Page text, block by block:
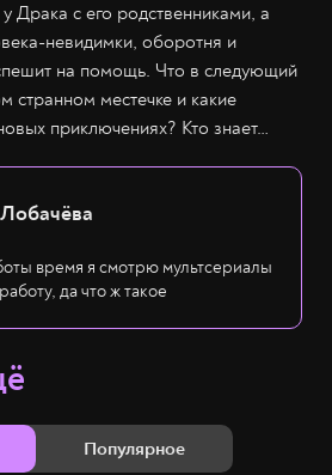
Драка с его родственниками, а
невидимки, оборотня и
на помощь. Что в следующий
странном местечке и какие
приключениях? Кто знает…
время я смотрю мультсериалы
да что ж такое
Популярное